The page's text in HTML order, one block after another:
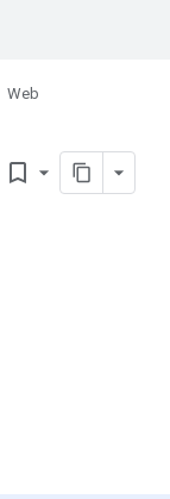
Web
bookmark_border